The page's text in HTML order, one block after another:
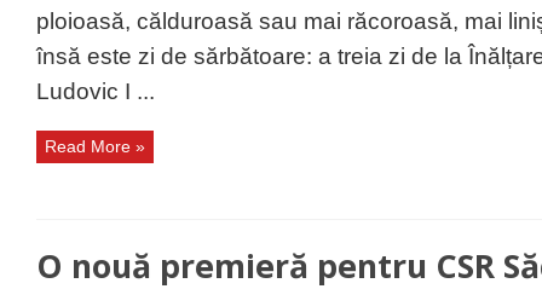
ploioasă, călduroasă sau mai răcoroasă, mai
însă este zi de sărbătoare: a treia zi de la
Ludovic I ...
Read More »
O nouă premieră pentru CSR